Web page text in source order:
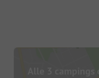
Alle 3